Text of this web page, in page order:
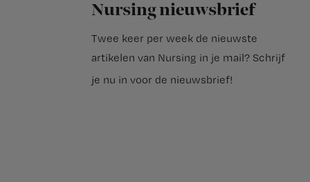
Nursing nieuwsbrief
Twee keer per week de nieuwste
artikelen van Nursing in je mail? Schrijf
je nu in voor de nieuwsbrief!